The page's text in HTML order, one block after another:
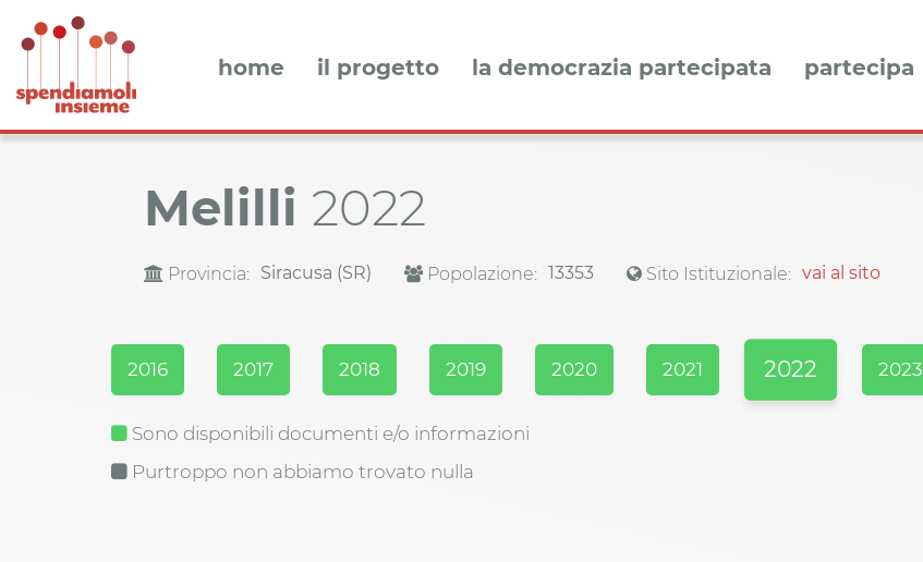
home il progetto la democrazia partecipata partecipa
Melilli 2022
Provincia: Siracusa (SR) Popolazione: 13353 Sito Istituzionale: vai al sito
2016 2017 2018 2019 2020 2021 2022 2023
Sono disponibili documenti e/o informazioni
Purtroppo non abbiamo trovato nulla